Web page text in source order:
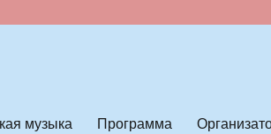
музыка Программа